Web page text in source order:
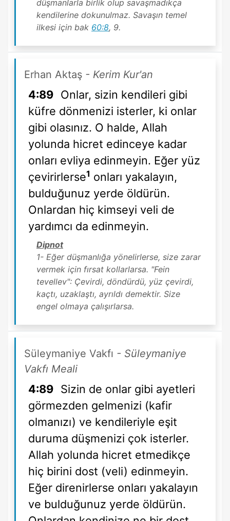
düşmanlarla birlik olup savaşmadıkça
kendilerine dokunulmaz. Savaşın temel
ilkesi için bak 60:8, 9.
Erhan Aktaş - Kerim Kur'an
4:89 Onlar, sizin kendileri gibi
küfre dönmenizi isterler, ki onlar
gibi olasınız. O halde, Allah
yolunda hicret edinceye kadar
onları evliya edinmeyin. Eğer yüz
çevirirlerse1 onları yakalayın,
bulduğunuz yerde öldürün.
Onlardan hiç kimseyi veli de
yardımcı da edinmeyin.
Dipnot
1- Eğer düşmanlığa yönelirlerse, size zarar
vermek için fırsat kollarlarsa. "Fein
tevellev": Çevirdi, döndürdü, yüz çevirdi,
kaçtı, uzaklaştı, ayrıldı demektir. Size
engel olmaya çalışırlarsa.
Süleymaniye Vakfı - Süleymaniye
Vakfı Meali
4:89 Sizin de onlar gibi ayetleri
görmezden gelmenizi (kafir
olmanızı) ve kendileriyle eşit
duruma düşmenizi çok isterler.
Allah yolunda hicret etmedikçe
hiç birini dost (veli) edinmeyin.
Eğer direnirlerse onları yakalayın
ve bulduğunuz yerde öldürün.